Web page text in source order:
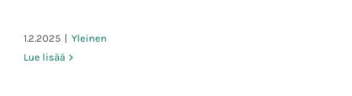
1.2.2025 | Yleinen
Lue lisää